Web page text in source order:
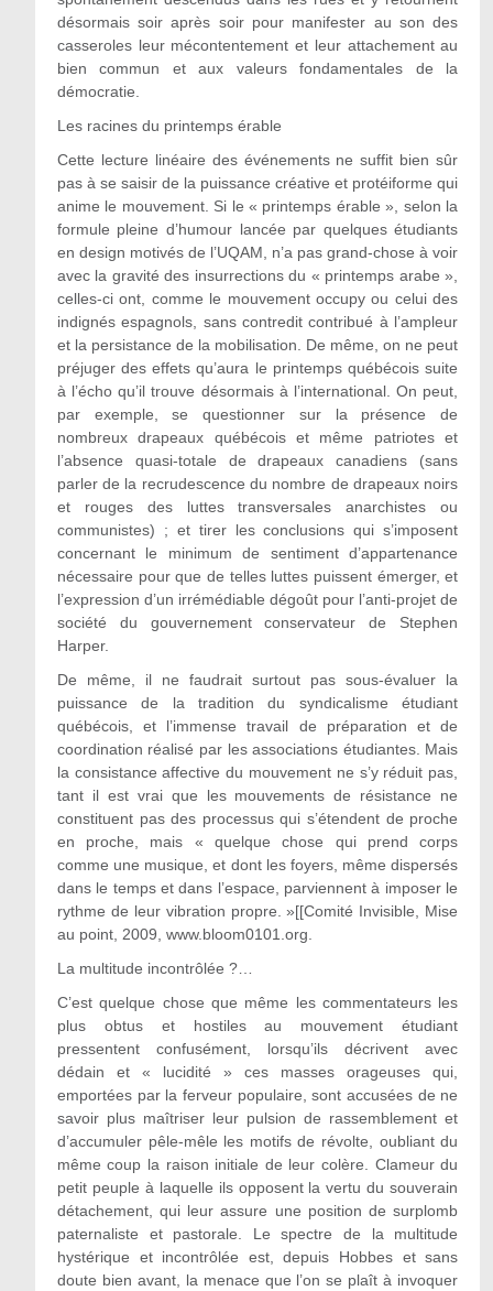
désormais soir après soir pour manifester au son des
casseroles leur mécontentement et leur attachement au
bien commun et aux valeurs fondamentales de la
démocratie.
Les racines du printemps érable
Cette lecture linéaire des événements ne suffit bien sûr
pas à se saisir de la puissance créative et protéiforme qui
anime le mouvement. Si le « printemps érable », selon la
formule pleine d’humour lancée par quelques étudiants
en design motivés de l’UQAM, n’a pas grand-chose à voir
avec la gravité des insurrections du « printemps arabe »,
celles-ci ont, comme le mouvement occupy ou celui des
indignés espagnols, sans contredit contribué à l’ampleur
et la persistance de la mobilisation. De même, on ne peut
préjuger des effets qu’aura le printemps québécois suite
à l’écho qu’il trouve désormais à l’international. On peut,
par exemple, se questionner sur la présence de
nombreux drapeaux québécois et même patriotes et
l’absence quasi-totale de drapeaux canadiens (sans
parler de la recrudescence du nombre de drapeaux noirs
et rouges des luttes transversales anarchistes ou
communistes) ; et tirer les conclusions qui s’imposent
concernant le minimum de sentiment d’appartenance
nécessaire pour que de telles luttes puissent émerger, et
l’expression d’un irrémédiable dégoût pour l’anti-projet de
société du gouvernement conservateur de Stephen
Harper.
De même, il ne faudrait surtout pas sous-évaluer la
puissance de la tradition du syndicalisme étudiant
québécois, et l’immense travail de préparation et de
coordination réalisé par les associations étudiantes. Mais
la consistance affective du mouvement ne s’y réduit pas,
tant il est vrai que les mouvements de résistance ne
constituent pas des processus qui s’étendent de proche
en proche, mais « quelque chose qui prend corps
comme une musique, et dont les foyers, même dispersés
dans le temps et dans l’espace, parviennent à imposer le
rythme de leur vibration propre. »[[Comité Invisible, Mise
au point, 2009, www.bloom0101.org.
La multitude incontrôlée ?…
C’est quelque chose que même les commentateurs les
plus obtus et hostiles au mouvement étudiant
pressentent confusément, lorsqu’ils décrivent avec
dédain et « lucidité » ces masses orageuses qui,
emportées par la ferveur populaire, sont accusées de ne
savoir plus maîtriser leur pulsion de rassemblement et
d’accumuler pêle-mêle les motifs de révolte, oubliant du
même coup la raison initiale de leur colère. Clameur du
petit peuple à laquelle ils opposent la vertu du souverain
détachement, qui leur assure une position de surplomb
paternaliste et pastorale. Le spectre de la multitude
hystérique et incontrôlée est, depuis Hobbes et sans
doute bien avant, la menace que l’on se plaît à invoquer